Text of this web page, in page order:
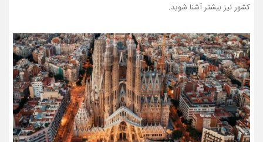
کشور نیز بیشتر آشنا شوید.